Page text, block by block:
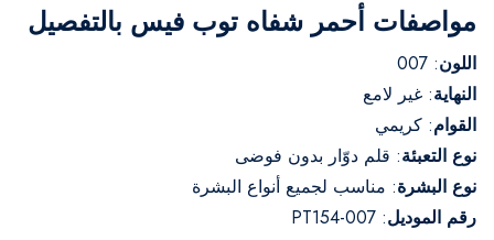
مواصفات أحمر شفاه توب فيس بالتفصيل
اللون: 007
النهاية: غير لامع
القوام: كريمي
نوع التعبئة: قلم دوّار بدون فوضى
نوع البشرة: مناسب لجميع أنواع البشرة
رقم الموديل: PT154-007